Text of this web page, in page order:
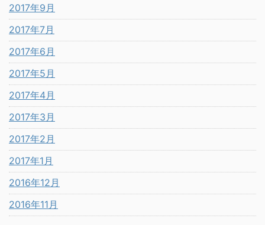
2017年9月
2017年7月
2017年6月
2017年5月
2017年4月
2017年3月
2017年2月
2017年1月
2016年12月
2016年11月